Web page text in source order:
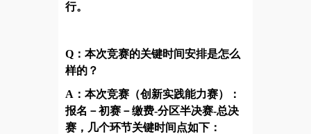
行。
Q：本次竞赛的关键时间安排是怎么
样的？
A：本次竞赛（创新实践能力赛）：
报名－初赛－缴费-分区半决赛-总决
赛， 几个环节关键时间点如下：